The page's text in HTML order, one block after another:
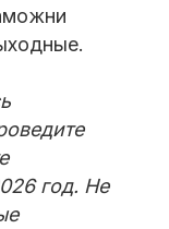
год. Не